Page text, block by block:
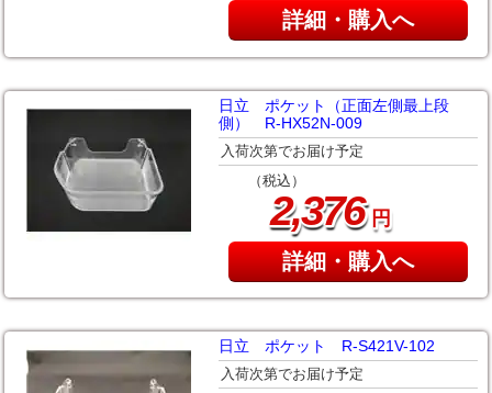
詳細・購入へ
日立 ポケット（正面左側最上段
側） R-HX52N-009
入荷次第でお届け予定
（税込）
2,376円
詳細・購入へ
日立 ポケット R-S421V-102
入荷次第でお届け予定